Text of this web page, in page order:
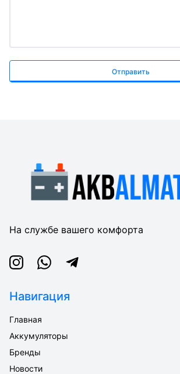
Отправить
На службе вашего комфорта
InstagramWhatsappTelegram
Навигация
Главная
Аккумуляторы
Бренды
Новости